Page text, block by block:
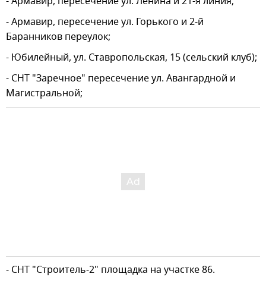
- Армавир, пересечение ул. Горького и 2-й
Баранников переулок;
- Юбилейный, ул. Ставропольская, 15 (сельский клуб);
- СНТ "Заречное" пересечение ул. Авангардной и
Магистральной;
- СНТ "Строитель-2" площадка на участке 86.